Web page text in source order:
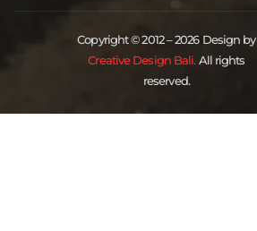
Copyright © 2012 – 2026 Design by
Creative Design Bali. All rights
reserved.